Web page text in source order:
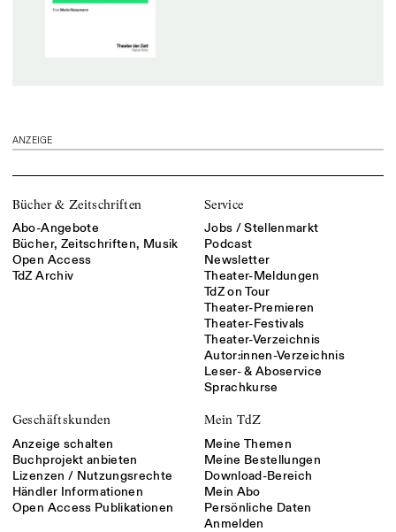
ANZEIGE
Bücher & Zeitschriften
Abo-Angebote
Bücher, Zeitschriften, Musik
Open Access
TdZ Archiv
Service
Jobs / Stellenmarkt
Podcast
Newsletter
Theater-Meldungen
TdZ on Tour
Theater-Premieren
Theater-Festivals
Theater-Verzeichnis
Autor:innen-Verzeichnis
Leser- & Aboservice
Sprachkurse
Geschäftskunden
Anzeige schalten
Buchprojekt anbieten
Lizenzen / Nutzungsrechte
Händler Informationen
Open Access Publikationen
Mein TdZ
Meine Themen
Meine Bestellungen
Download-Bereich
Mein Abo
Persönliche Daten
Anmelden